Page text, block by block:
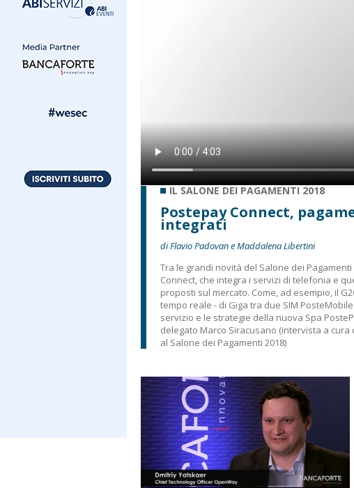
IL SALONE DEI PAGAMENTI 2018
Postepay Connect,
integrati
di Flavio Padovan e Maddalena Libertini
Tra le grandi novità del Salone dei
Connect, che integra i servizi di telefonia e
proposti sul mercato. Come, ad esempio, il
tempo reale - di Giga tra due SIM
servizio e le strategie della nuova Spa
delegato Marco Siracusano (intervista a
al Salone dei Pagamenti 2018)